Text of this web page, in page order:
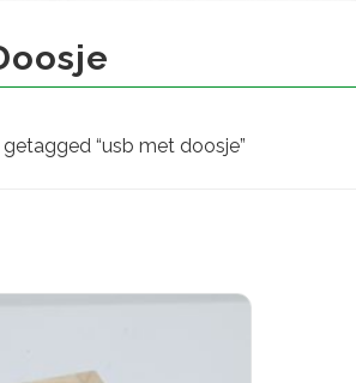
“usb met doosje”